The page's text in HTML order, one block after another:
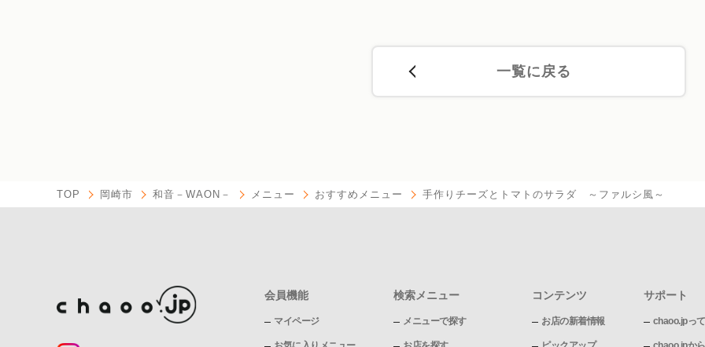
一覧に戻る
TOP 岡崎市 和音－WAON－ メニュー おすすめメニュー 手作りチーズとトマトのサラダ ～ファルシ風～
会員機能
マイページ
検索メニュー
メニューで探す
コンテンツ
お店の新着情報
サポート
chaoo.jpっ